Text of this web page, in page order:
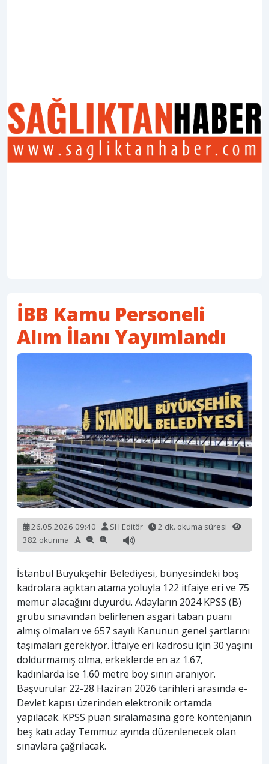
İBB Kamu Personeli
Alım İlanı Yayımlandı
26.05.2026 09:40 SH Editör
2 dk. okuma süresi
382 okunma
İstanbul Büyükşehir Belediyesi, bünyesindeki boş
kadrolara açıktan atama yoluyla 122 itfaiye eri ve 75
memur alacağını duyurdu. Adayların 2024 KPSS (B)
grubu sınavından belirlenen asgari taban puanı
almış olmaları ve 657 sayılı Kanunun genel şartlarını
taşımaları gerekiyor. İtfaiye eri kadrosu için 30 yaşını
doldurmamış olma, erkeklerde en az 1.67,
kadınlarda ise 1.60 metre boy sınırı aranıyor.
Başvurular 22-28 Haziran 2026 tarihleri arasında e-
Devlet kapısı üzerinden elektronik ortamda
yapılacak. KPSS puan sıralamasına göre kontenjanın
beş katı aday Temmuz ayında düzenlenecek olan
sınavlara çağrılacak.